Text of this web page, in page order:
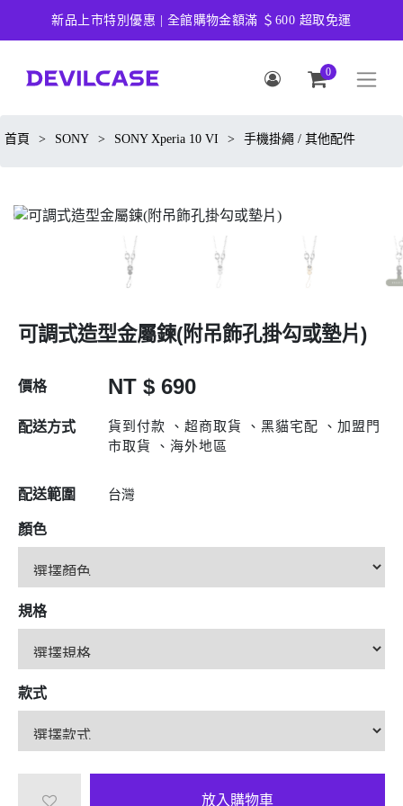
新品上市特別優惠 | 全館購物金額滿 ＄600 超取免運
0
首頁 > SONY > SONY Xperia 10 VI > 手機掛繩 / 其他配件
可調式造型金屬鍊(附吊飾孔掛勾或墊片)
價格 NT $ 690
配送方式
貨到付款 、超商取貨 、黑貓宅配 、加盟門
市取貨 、海外地區
配送範圍 台灣
顏色
規格
款式
放入購物車